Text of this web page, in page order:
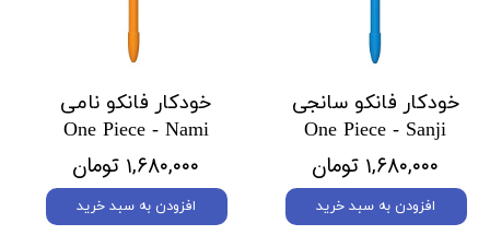
خودکار فانکو سانجی
One Piece - Sanji
۱,۶۸۰,۰۰۰ تومان
افزودن به سبد خرید
خودکار فانکو نامی
One Piece - Nami
۱,۶۸۰,۰۰۰ تومان
افزودن به سبد خرید